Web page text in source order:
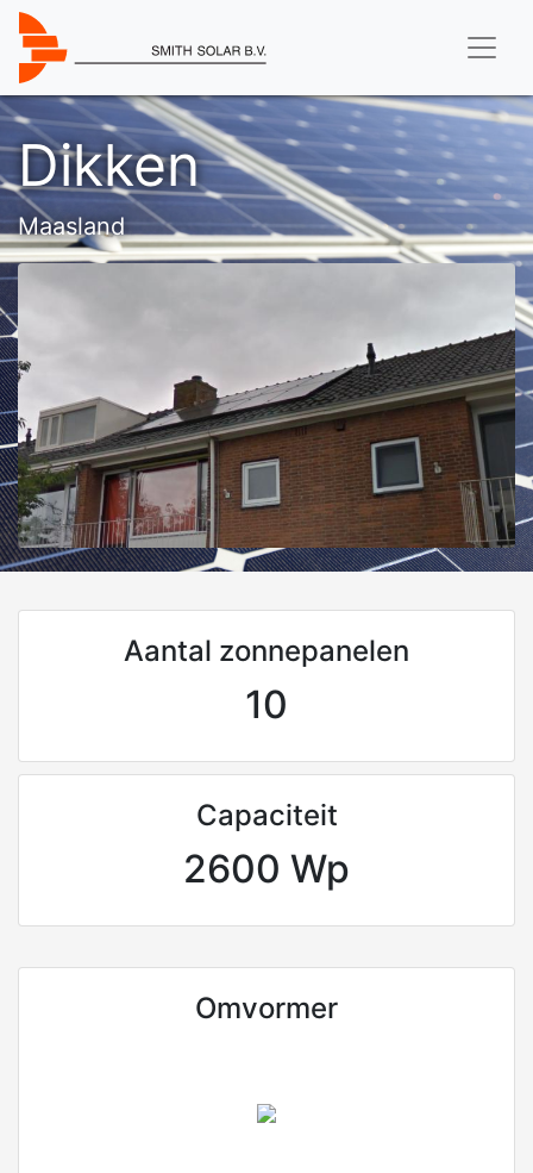
Dikken
Maasland
Aantal zonnepanelen
10
Capaciteit
2600 Wp
Omvormer